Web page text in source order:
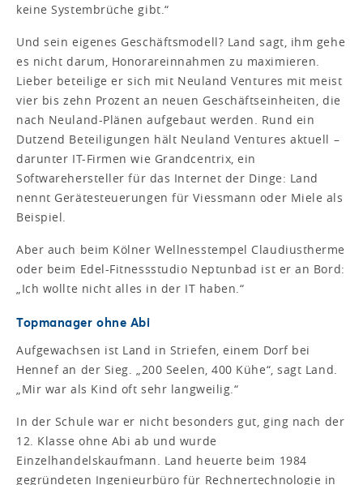
keine Systembrüche gibt.“
Und sein eigenes Geschäftsmodell? Land sagt, ihm gehe
es nicht darum, Honorareinnahmen zu maximieren.
Lieber beteilige er sich mit Neuland Ventures mit meist
vier bis zehn Prozent an neuen Geschäftseinheiten, die
nach Neuland-Plänen aufgebaut werden. Rund ein
Dutzend Beteiligungen hält Neuland Ventures aktuell –
darunter IT-Firmen wie Grandcentrix, ein
Softwarehersteller für das Internet der Dinge: Land
nennt Gerätesteuerungen für Viessmann oder Miele als
Beispiel.
Aber auch beim Kölner Wellnesstempel Claudiustherme
oder beim Edel-Fitnessstudio Neptunbad ist er an Bord:
„Ich wollte nicht alles in der IT haben.“
Topmanager ohne Abi
Aufgewachsen ist Land in Striefen, einem Dorf bei
Hennef an der Sieg. „200 Seelen, 400 Kühe“, sagt Land.
„Mir war als Kind oft sehr langweilig.“
In der Schule war er nicht besonders gut, ging nach der
12. Klasse ohne Abi ab und wurde
Einzelhandelskaufmann. Land heuerte beim 1984
gegründeten Ingenieurbüro für Rechnertechnologie in